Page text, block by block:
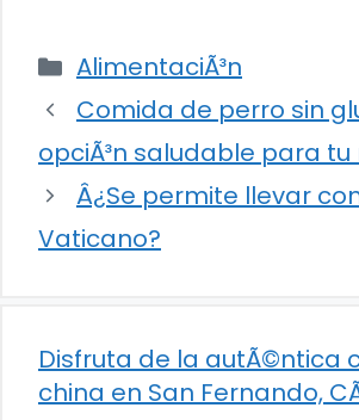
Categorías
AlimentaciÃ³n
Comida de perro sin
opciÃ³n saludable para
Â¿Se permite llevar
Vaticano?
Disfruta de la autÃ©ntica
china en San Fernando,